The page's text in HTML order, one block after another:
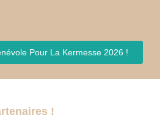
Pour La Kermesse 2026 !
!